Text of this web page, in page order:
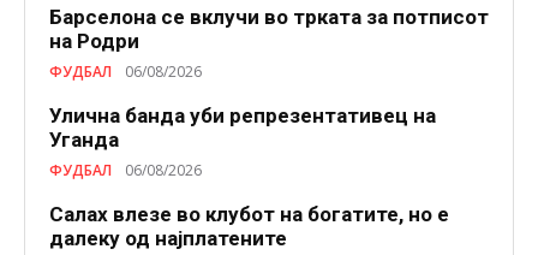
Барселона се вклучи во трката за потписот
на Родри
ФУДБАЛ 06/08/2026
Улична банда уби репрезентативец на
Уганда
ФУДБАЛ 06/08/2026
Салах влезе во клубот на богатите, но е
далеку од најплатените